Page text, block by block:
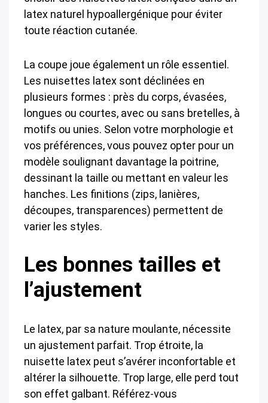
latex naturel hypoallergénique pour éviter
toute réaction cutanée.
La coupe joue également un rôle essentiel.
Les nuisettes latex sont déclinées en
plusieurs formes : près du corps, évasées,
longues ou courtes, avec ou sans bretelles, à
motifs ou unies. Selon votre morphologie et
vos préférences, vous pouvez opter pour un
modèle soulignant davantage la poitrine,
dessinant la taille ou mettant en valeur les
hanches. Les finitions (zips, lanières,
découpes, transparences) permettent de
varier les styles.
Les bonnes tailles et
l’ajustement
Le latex, par sa nature moulante, nécessite
un ajustement parfait. Trop étroite, la
nuisette latex peut s’avérer inconfortable et
altérer la silhouette. Trop large, elle perd tout
son effet galbant. Référez-vous